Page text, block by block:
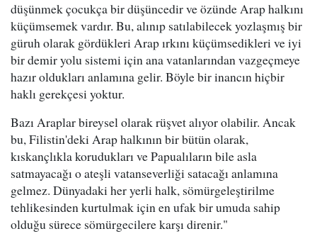
düşünmek çocukça bir düşüncedir ve özünde Arap halkını
küçümsemek vardır. Bu, alınıp satılabilecek yozlaşmış bir
güruh olarak gördükleri Arap ırkını küçümsedikleri ve iyi
bir demir yolu sistemi için ana vatanlarından vazgeçmeye
hazır oldukları anlamına gelir. Böyle bir inancın hiçbir
haklı gerekçesi yoktur.
Bazı Araplar bireysel olarak rüşvet alıyor olabilir. Ancak
bu, Filistin'deki Arap halkının bir bütün olarak,
kıskançlıkla korudukları ve Papualıların bile asla
satmayacağı o ateşli vatanseverliği satacağı anlamına
gelmez. Dünyadaki her yerli halk, sömürgeleştirilme
tehlikesinden kurtulmak için en ufak bir umuda sahip
olduğu sürece sömürgecilere karşı direnir."